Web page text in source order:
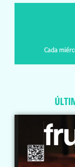
Cada